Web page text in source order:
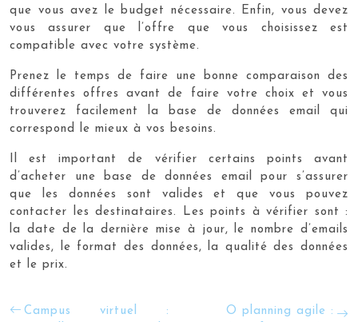
que vous avez le budget nécessaire. Enfin, vous devez
vous assurer que l’offre que vous choisissez est
compatible avec votre système.
Prenez le temps de faire une bonne comparaison des
différentes offres avant de faire votre choix et vous
trouverez facilement la base de données email qui
correspond le mieux à vos besoins.
Il est important de vérifier certains points avant
d’acheter une base de données email pour s’assurer
que les données sont valides et que vous pouvez
contacter les destinataires. Les points à vérifier sont :
la date de la dernière mise à jour, le nombre d’emails
valides, le format des données, la qualité des données
et le prix.
Campus virtuel :
O planning agile :